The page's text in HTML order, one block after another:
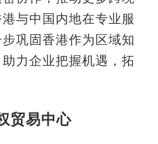
与中国内地在专业服
巩固香港作为区域知
力企业把握机遇，拓
贸易中心